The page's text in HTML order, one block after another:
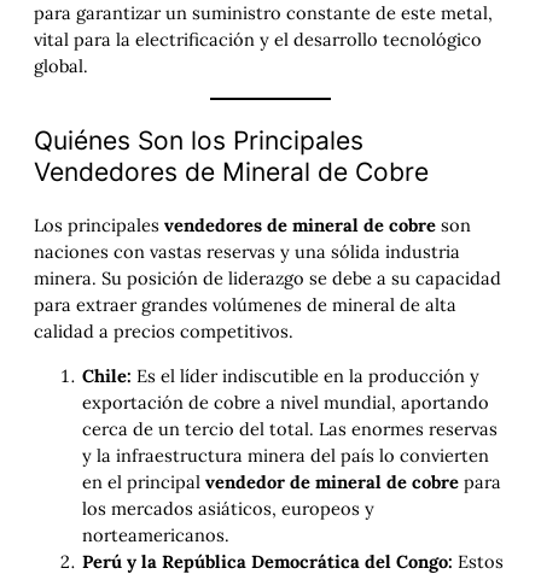
para garantizar un suministro constante de este metal,
vital para la electrificación y el desarrollo tecnológico
global.
Quiénes Son los Principales
Vendedores de Mineral de Cobre
Los principales vendedores de mineral de cobre son
naciones con vastas reservas y una sólida industria
minera. Su posición de liderazgo se debe a su capacidad
para extraer grandes volúmenes de mineral de alta
calidad a precios competitivos.
Chile: Es el líder indiscutible en la producción y
exportación de cobre a nivel mundial, aportando
cerca de un tercio del total. Las enormes reservas
y la infraestructura minera del país lo convierten
en el principal vendedor de mineral de cobre para
los mercados asiáticos, europeos y
norteamericanos.
Perú y la República Democrática del Congo: Estos